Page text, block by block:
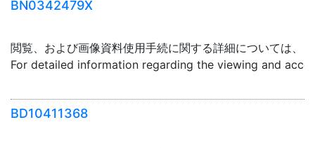
BN0342479X
閲覧、および画像資料使用手続に関する詳細については、「
For detailed information regarding the viewing and
BD10411368